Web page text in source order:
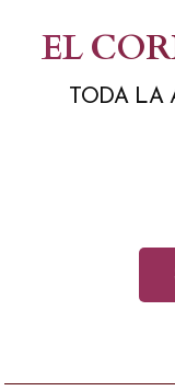
contenido
EL
TODA